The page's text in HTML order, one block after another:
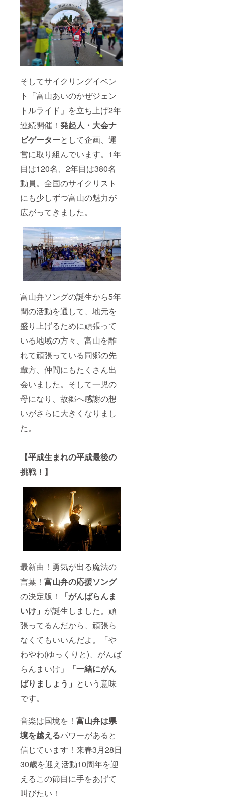
そしてサイクリングイベン
ト「富山あいのかぜジェン
トルライド」を立ち上げ2年
連続開催！ 発起人・大会ナ
ビゲーターとして企画、運
営に取り組んでいます。1年
目は120名、2年目は380名
動員。全国のサイクリスト
にも少しずつ富山の魅力が
広がってきました。
富山弁ソングの誕生から5年
間の活動を通して、地元を
盛り上げるために頑張って
いる地域の方々、富山を離
れて頑張っている同郷の先
輩方、仲間にもたくさん出
会いました。そして一児の
母になり、故郷へ感謝の想
いがさらに大きくなりまし
た。
【平成生まれの平成最後の
挑戦！】
最新曲！勇気が出る魔法の
言葉！ 富山弁の応援ソング
の決定版！
「がんばらんま
いけ」 が誕生しました。頑
張ってるんだから、頑張ら
なくてもいいんだよ。「や
わやわ(ゆっくりと)、がんば
らんまいけ」
「一緒にがん
ばりましょう」 という意味
です。
音楽は国境を！ 富山弁は県
境を越えるパワーがあると
信じています！来春3月28日
30歳を迎え活動10周年を迎
えるこの節目に手をあげて
叫びたい！